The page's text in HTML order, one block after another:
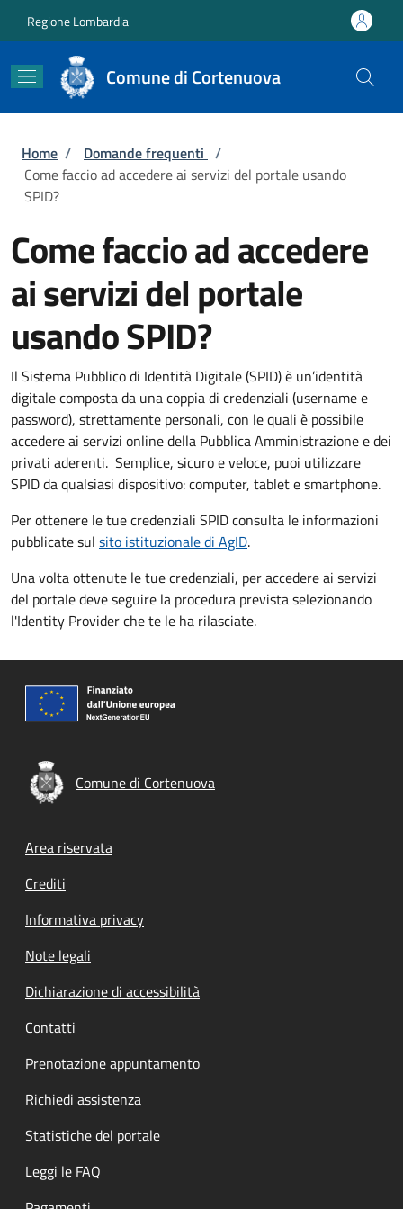
Regione Lombardia
Comune di Cortenuova
Briciole di pane
Home / Domande frequenti /
Come faccio ad accedere ai servizi del portale usando
SPID?
Come faccio ad accedere
ai servizi del portale
usando SPID?
Il Sistema Pubblico di Identità Digitale (SPID) è un’identità
digitale composta da una coppia di credenziali (username e
password), strettamente personali, con le quali è possibile
accedere ai servizi online della Pubblica Amministrazione e dei
privati aderenti. Semplice, sicuro e veloce, puoi utilizzare
SPID da qualsiasi dispositivo: computer, tablet e smartphone.
Per ottenere le tue credenziali SPID consulta le informazioni
pubblicate sul sito istituzionale di AgID.
Una volta ottenute le tue credenziali, per accedere ai servizi
del portale deve seguire la procedura prevista selezionando
l'Identity Provider che te le ha rilasciate.
Comune di Cortenuova
Footer menu
Area riservata
Crediti
Informativa privacy
Note legali
Dichiarazione di accessibilità
Contatti
Prenotazione appuntamento
Richiedi assistenza
Statistiche del portale
Leggi le FAQ